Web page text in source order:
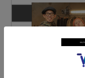
※縫製や細部のディテ
態についてご指定頂く